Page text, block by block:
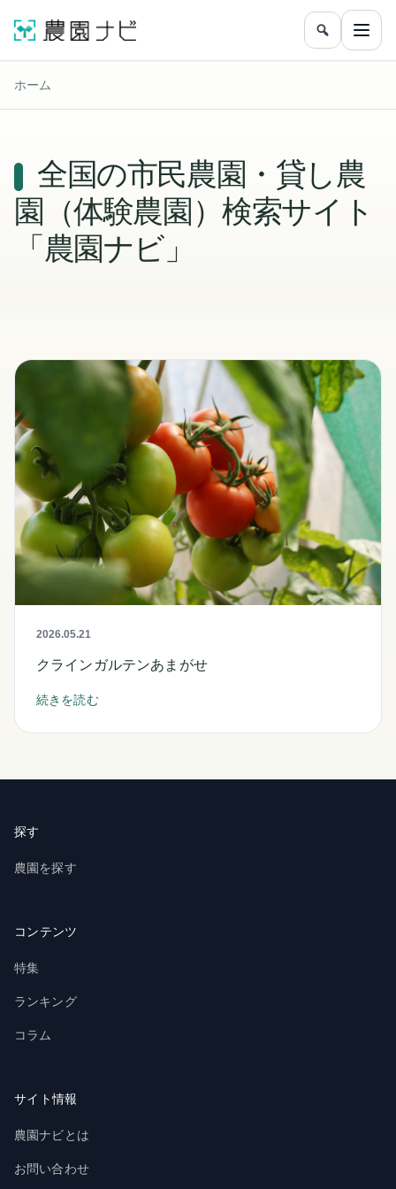
農園をフ
メニ
ホーム
全国の市民農園・貸し農
園（体験農園）検索サイト
「農園ナビ」
2026.05.21
クラインガルテンあまがせ
続きを読む
探す
農園を探す
コンテンツ
特集
ランキング
コラム
サイト情報
農園ナビとは
お問い合わせ